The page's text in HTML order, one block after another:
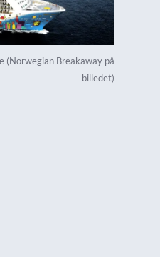
(Norwegian Breakaway på
billedet)